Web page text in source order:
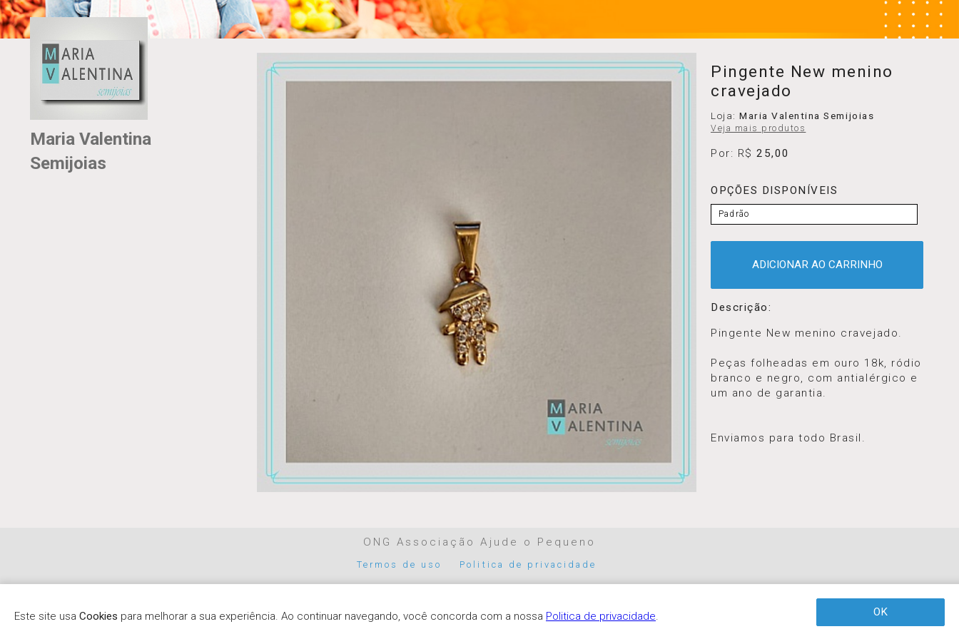
Maria Valentina
Semijoias
Pingente New menino
cravejado
Loja:Maria Valentina Semijoias
Veja mais produtos
Por: R$25,00
OPÇÕES DISPONÍVEIS
Padrão
ADICIONAR AO CARRINHO
Descrição:
Pingente New menino cravejado.
Peças folheadas em ouro 18k, ródio
branco e negro, com antialérgico e
um ano de garantia.
Enviamos para todo Brasil.
ONG Associação Ajude o Pequeno
Termos de uso Politica de privacidade
Este site usa Cookies para melhorar a sua experiência. Ao continuar navegando, você concorda com a nossa Politica de privacidade. OK